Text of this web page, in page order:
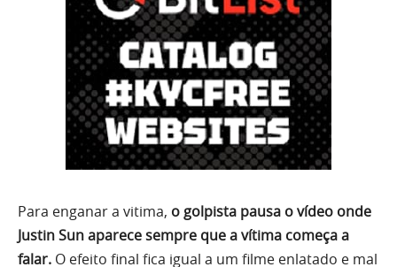
Para enganar a vitima, o golpista pausa o vídeo onde
Justin Sun aparece sempre que a vítima começa a
falar. O efeito final fica igual a um filme enlatado e mal